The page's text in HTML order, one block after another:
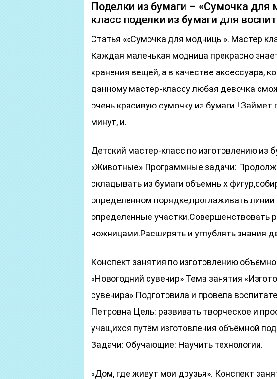
Поделки из бумаги – «Сумочка для
класс поделки из бумаги для
Статья ««Сумочка для модницы». Мастер
Каждая маленькая модница прекрасно
хранения вещей, а в качестве аксессуара,
данному мастер-классу любая девочка
очень красивую сумочку из бумаги ! Займет
минут, и.
Детский мастер-класс по изготовлению из
«Животные» Программные задачи:
складывать из бумаги объемных
определенном порядке,проглаживать линии
определенные участки.Совершенствовать
ножницами.Расширять и углублять знания
Конспект занятия по изготовлению
«Новогодний сувенир» Тема занятия
сувенира» Подготовила и провела
Петровна Цель: развивать творческое и
учащихся путём изготовления объёмной
Задачи: Обучающие: Научить технологии.
«Дом, где живут мои друзья». Конспект